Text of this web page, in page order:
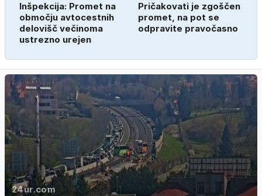
Inšpekcija: Promet na
območju avtocestnih
delovišč večinoma
ustrezno urejen
Pričakovati je zgoščen
promet, na pot se
odpravite pravočasno
24ur.com